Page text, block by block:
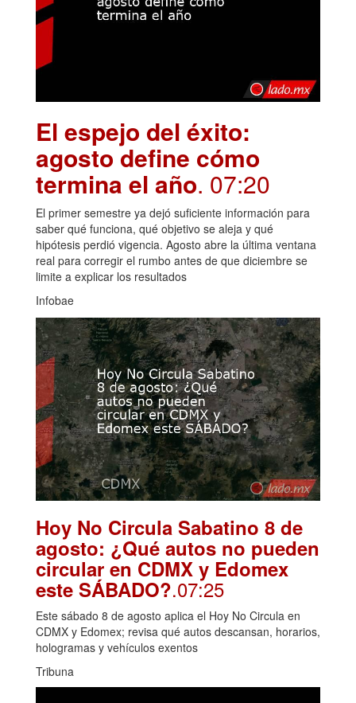
El espejo del éxito:
agosto define cómo
termina el año. 07:20
El primer semestre ya dejó suficiente información para
saber qué funciona, qué objetivo se aleja y qué
hipótesis perdió vigencia. Agosto abre la última ventana
real para corregir el rumbo antes de que diciembre se
limite a explicar los resultados
Infobae
Hoy No Circula Sabatino 8 de
agosto: ¿Qué autos no pueden
circular en CDMX y Edomex
este SÁBADO?.07:25
Este sábado 8 de agosto aplica el Hoy No Circula en
CDMX y Edomex; revisa qué autos descansan, horarios,
hologramas y vehículos exentos
Tribuna